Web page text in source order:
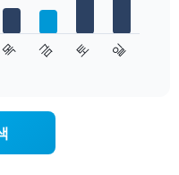
목 금 토 일